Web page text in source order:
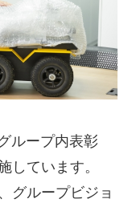
ループ内表彰
しています。
グループビジョ